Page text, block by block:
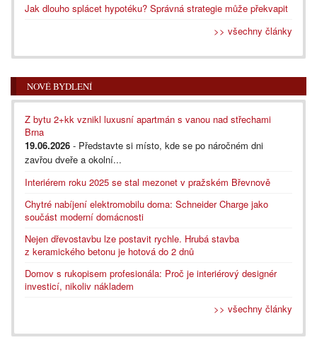
Jak dlouho splácet hypotéku? Správná strategie může překvapit
>> všechny články
NOVÉ BYDLENÍ
Z bytu 2+kk vznikl luxusní apartmán s vanou nad střechami
Brna
19.06.2026 - Představte si místo, kde se po náročném dni
zavřou dveře a okolní...
Interiérem roku 2025 se stal mezonet v pražském Břevnově
Chytré nabíjení elektromobilu doma: Schneider Charge jako
součást moderní domácnosti
Nejen dřevostavbu lze postavit rychle. Hrubá stavba
z keramického betonu je hotová do 2 dnů
Domov s rukopisem profesionála: Proč je interiérový designér
investicí, nikoliv nákladem
>> všechny články